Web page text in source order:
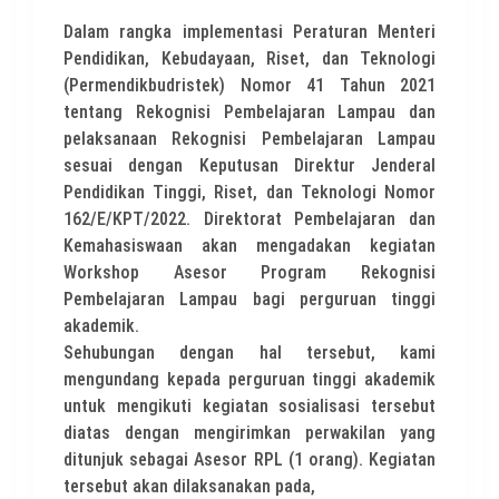
Dalam rangka implementasi Peraturan Menteri
Pendidikan, Kebudayaan, Riset, dan Teknologi
(Permendikbudristek) Nomor 41 Tahun 2021
tentang Rekognisi Pembelajaran Lampau dan
pelaksanaan Rekognisi Pembelajaran Lampau
sesuai dengan Keputusan Direktur Jenderal
Pendidikan Tinggi, Riset, dan Teknologi Nomor
162/E/KPT/2022. Direktorat Pembelajaran dan
Kemahasiswaan akan mengadakan kegiatan
Workshop Asesor Program Rekognisi
Pembelajaran Lampau bagi perguruan tinggi
akademik.
Sehubungan dengan hal tersebut, kami
mengundang kepada perguruan tinggi akademik
untuk mengikuti kegiatan sosialisasi tersebut
diatas dengan mengirimkan perwakilan yang
ditunjuk sebagai Asesor RPL (1 orang). Kegiatan
tersebut akan dilaksanakan pada,